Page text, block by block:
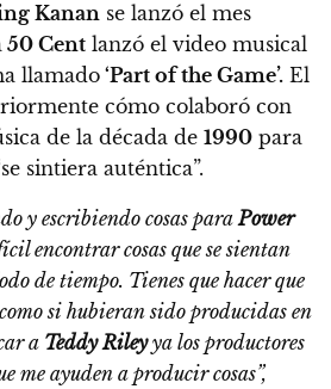
Kanan se lanzó el mes
50 Cent lanzó el video musical
llamado ‘Part of the Game’. El
cómo colaboró ​​con
de la década de 1990 para
sintiera auténtica”.
y escribiendo cosas paraPower
encontrar cosas que se sientan
de tiempo. Tienes que hacer que
como si hubieran sido producidas en
a Teddy Rileyya los productores
me ayuden a producir cosas”,